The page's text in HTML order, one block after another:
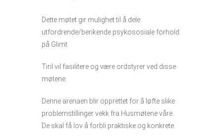
Dette møtet gir mulighet til å dele
utfordrende/berikende psykososiale forhold
på Glimt.
Tiril vil fasilitere og være ordstyrer ved disse
møtene.
Denne arenaen blir opprettet for å løfte slike
problemstillinger vekk fra Husmøtene våre.
De skal få lov å forbli praktiske og konkrete.